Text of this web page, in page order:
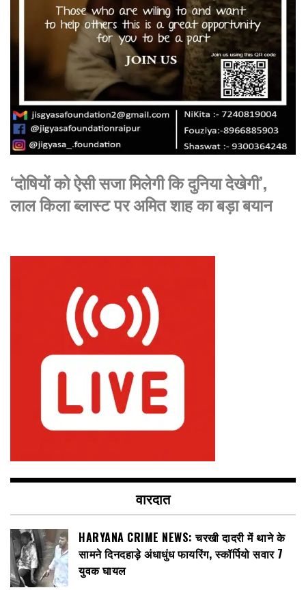
‘दोषियों को ऐसी सजा मिलेगी कि दुनिया देखेगी’,
लाल किला ब्लास्ट पर अमित शाह का बड़ा बयान
वारदात
HARYANA CRIME NEWS: चरखी दादरी में थाने के
सामने दिनदहाड़े अंधाधुंध फायरिंग, स्कॉर्पियो सवार 7
युवक घायल